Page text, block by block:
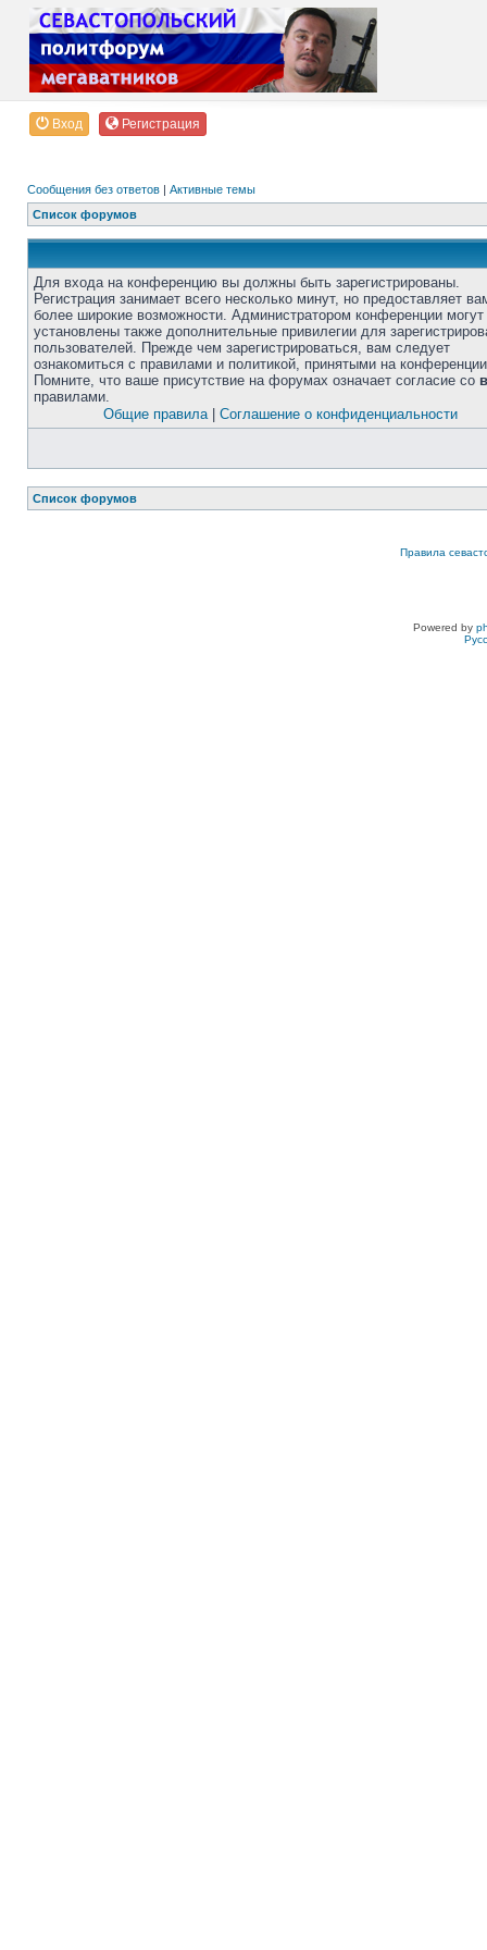
Вход Регистрация
Сообщения без ответов | Активные темы
Список форумов
Для входа на конференцию вы должны быть зарегистрированы.
Регистрация занимает всего несколько минут, но предоставляет
более широкие возможности. Администратором конференции
установлены также дополнительные привилегии для
пользователей. Прежде чем зарегистрироваться, вам следует
ознакомиться с правилами и политикой, принятыми на
Помните, что ваше присутствие на форумах означает согласие со
правилами.
Общие правила| Соглашение о конфиденциальности
Список форумов
Правила
Powered by